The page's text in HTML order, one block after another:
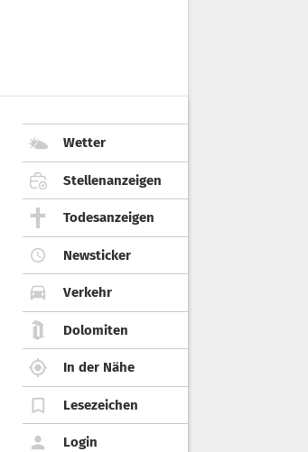
Wetter
Stellenanzeigen
Todesanzeigen
Newsticker
Verkehr
Dolomiten
In der Nähe
Lesezeichen
Login